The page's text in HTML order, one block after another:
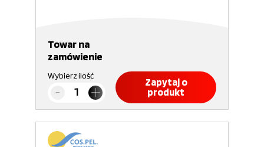
Towar na
zamówienie
Wybierz ilość
Zapytaj o
produkt